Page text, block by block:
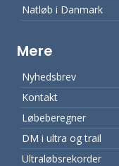
Natløb i Danmark
Mere
Nyhedsbrev
Kontakt
Løbeberegner
DM i ultra og trail
Ultraløbsrekorder